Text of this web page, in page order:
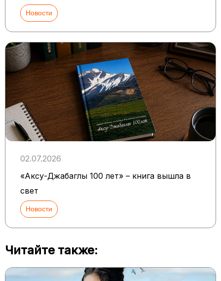
Новости
02.07.2026
«Аксу-Джабаглы 100 лет» – книга вышла в
свет
Новости
Читайте также: